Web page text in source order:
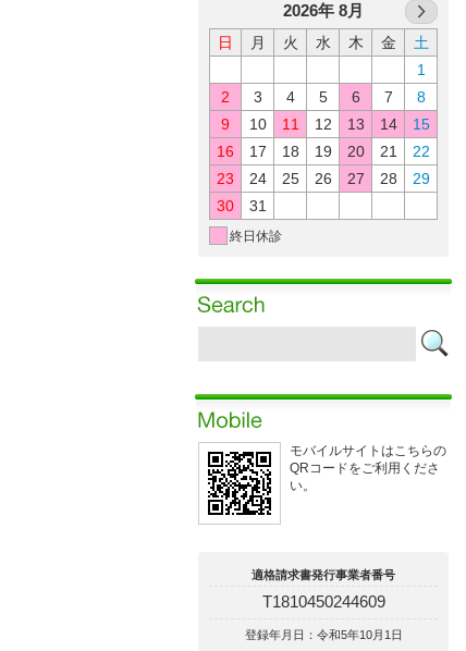
2026年 8月
日 月 火 水 木 金
土
1
2
3 4 5 6 7
8
9
10 11 12 13 14
15
16
17 18 19 20 21
22
23
24 25 26 27 28
29
30
31
終日休診
モバイルサイトはこちらの
QRコードをご利用くださ
い。
適格請求書発行事業者番号
T1810450244609
登録年月日：令和5年10月1日